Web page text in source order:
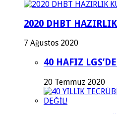
2020 DHBT
7 Ağustos 2020
40 HAFIZ
20 Temmuz 2020